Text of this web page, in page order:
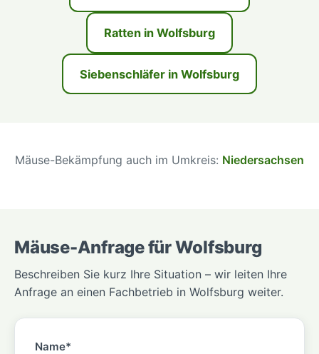
Ratten in Wolfsburg
Siebenschläfer in Wolfsburg
Mäuse-Bekämpfung auch im Umkreis: Niedersachsen
Mäuse-Anfrage für Wolfsburg
Beschreiben Sie kurz Ihre Situation – wir leiten Ihre
Anfrage an einen Fachbetrieb in Wolfsburg weiter.
Name*